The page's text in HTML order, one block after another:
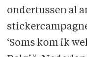
ondertussen al
‘Soms kom ik